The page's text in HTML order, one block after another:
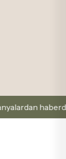
olabilirsin